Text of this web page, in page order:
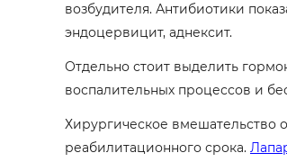
возбудителя. Антибиотики
эндоцервицит, аднексит.
Отдельно стоит выделить
воспалительных процессов и
Хирургическое вмешательство
реабилитационного срока.